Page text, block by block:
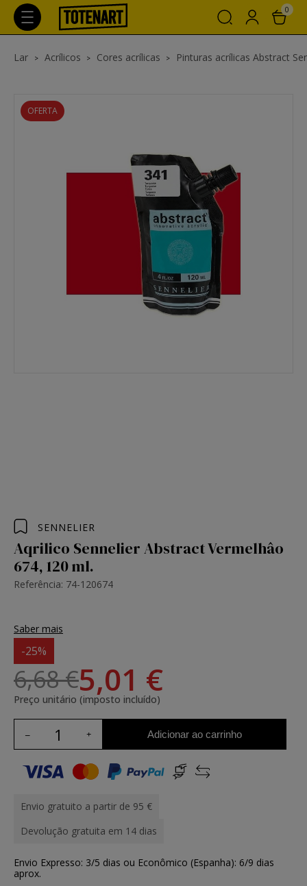
0
Lar Acrílicos Cores acrílicas Pinturas acrílicas Abstract
OFERTA
SENNELIER
Aqrilico Sennelier Abstract Vermelhâo
674, 120 ml.
Referência: 74-120674
Saber mais
-25%
6,68 €5,01 €
Preço unitário (imposto incluído)
Adicionar ao carrinho
Envio gratuito a partir de 95 €
Devolução gratuita em 14 dias
Envio Expresso: 3/5 dias ou Econômico (Espanha): 6/9 dias
aprox.